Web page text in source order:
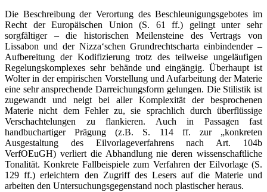
Die Beschreibung der Verortung des Beschleunigungsgebotes im
Recht der Europäischen Union (S. 61 ff.) gelingt unter sehr
sorgfältiger – die historischen Meilensteine des Vertrags von
Lissabon und der Nizza‘schen Grundrechtscharta einbindender –
Aufbereitung der Kodifizierung trotz des teilweise ungeläufigen
Regelungskomplexes sehr behände und eingängig. Überhaupt ist
Wolter in der empirischen Vorstellung und Aufarbeitung der Materie
eine sehr ansprechende Darreichungsform gelungen. Die Stilistik ist
zugewandt und neigt bei aller Komplexität der besprochenen
Materie nicht dem Fehler zu, sie sprachlich durch überflüssige
Verschachtelungen zu flankieren. Auch in Passagen fast
handbuchartiger Prägung (z.B. S. 114 ff. zur „konkreten
Ausgestaltung des Eilvorlageverfahrens nach Art. 104b
VerfOEuGH) verliert die Abhandlung nie deren wissenschaftliche
Tonalität. Konkrete Fallbeispiele zum Verfahren der Eilvorlage (S.
129 ff.) erleichtern den Zugriff des Lesers auf die Materie und
arbeiten den Untersuchungsgegenstand noch plastischer heraus.